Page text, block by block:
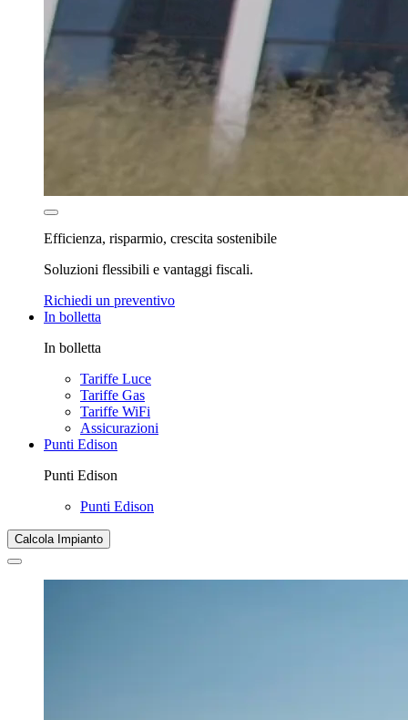
Efficienza, risparmio, crescita sostenibile
Soluzioni flessibili e vantaggi fiscali.
Richiedi un preventivo
In bolletta
In bolletta
Tariffe Luce
Tariffe Gas
Tariffe WiFi
Assicurazioni
Punti Edison
Punti Edison
Punti Edison
Calcola Impianto